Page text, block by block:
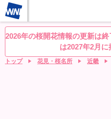
桜レーダー 名所ランキング 桜
2026年の桜開花情報の更新は
は2027年2月に
トップ 花見・桜名所 近畿